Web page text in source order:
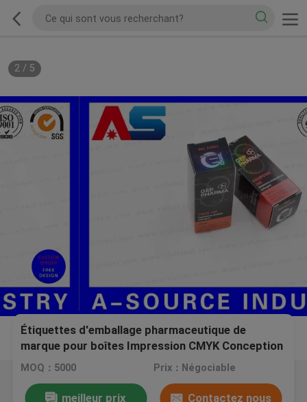
2/ 5
Étiquettes d'emballage pharmaceutique de
marque pour boîtes Impression CMYK Conception
professionnelle / flacons peptidiques
MOQ：5000 Prix：Négociable
meilleur prix Contactez nous